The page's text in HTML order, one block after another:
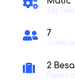

Tipe
 7
Jumlah
 2